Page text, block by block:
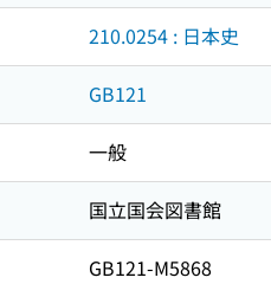
210.0254 : 日本史
GB121
一般
国立国会図書館
GB121-M5868